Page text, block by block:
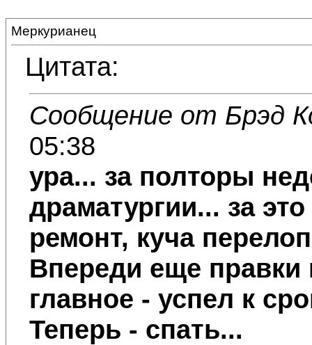
Меркурианец
Цитата:
Сообщение от Брэд
05:38
ура... за полторы
драматургии... за
ремонт, куча
Впереди еще правки
главное - успел к
Теперь - спать...